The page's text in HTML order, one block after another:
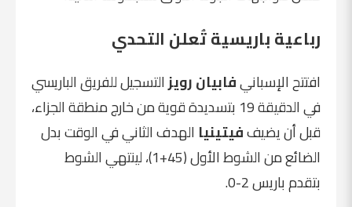
رباعية باريسية تُعلن التحدي
افتتح الإسبانيفابيان رويزالتسجيل للفريق الباريسي
في الدقيقة 19 بتسديدة قوية من خارج منطقة الجزاء،
قبل أن يضيففيتينيا الهدف الثاني في الوقت بدل
الضائع من الشوط الأول (45+1)، لينتهي الشوط
بتقدم باريس 2-0.